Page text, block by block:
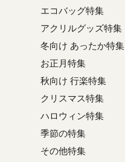
エコバッグ特集
アクリルグッズ特集
冬向け あったか特集
お正月特集
秋向け 行楽特集
クリスマス特集
ハロウィン特集
季節の特集
その他特集